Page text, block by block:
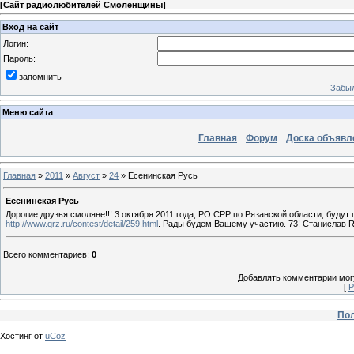
[Сайт радиолюбителей Смоленщины]
Вход на сайт
Логин:
Пароль:
запомнить
Меню сайта
Главная Форум Доска
Главная » 2011 » Август » 24 » Есенинская Русь
Есенинская Русь
Дорогие друзья смоляне!!! 3 октября 2011 года, РО СРР по Рязанской области,
http://www.qrz.ru/contest/detail/259.html . Рады будем Вашему участию. 73! Станислав
Всего комментариев: 0
Добавлять комментарии
[
Хостинг от uCoz